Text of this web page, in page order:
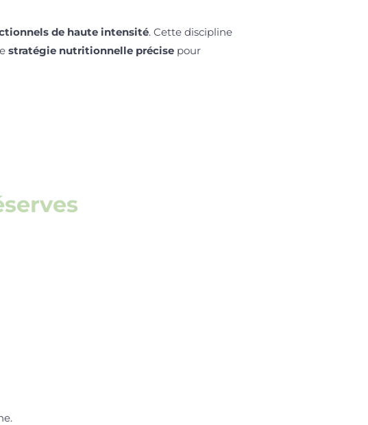
de haute intensité. Cette discipline
stratégie nutritionnelle précise pour